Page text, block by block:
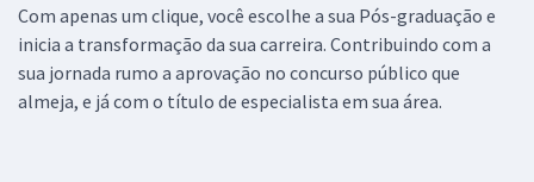
Com apenas um clique, você escolhe a sua Pós-graduação e
inicia a transformação da sua carreira. Contribuindo com a
sua jornada rumo a aprovação no concurso público que
almeja, e já com o título de especialista em sua área.